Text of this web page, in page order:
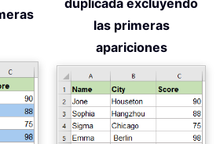
duplicada excluyendo
las primeras
apariciones